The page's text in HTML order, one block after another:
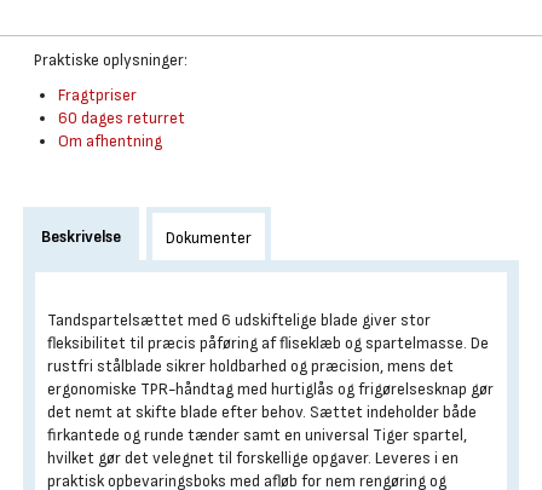
Praktiske oplysninger:
Fragtpriser
60 dages returret
Om afhentning
Beskrivelse Dokumenter
Tandspartelsættet med 6 udskiftelige blade giver stor
fleksibilitet til præcis påføring af fliseklæb og spartelmasse. De
rustfri stålblade sikrer holdbarhed og præcision, mens det
ergonomiske TPR-håndtag med hurtiglås og frigørelsesknap gør
det nemt at skifte blade efter behov. Sættet indeholder både
firkantede og runde tænder samt en universal Tiger spartel,
hvilket gør det velegnet til forskellige opgaver. Leveres i en
praktisk opbevaringsboks med afløb for nem rengøring og